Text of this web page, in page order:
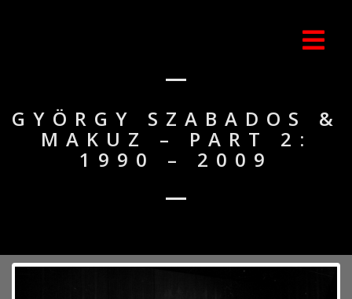
GYÖRGY SZABADOS &
MAKUZ – PART 2:
1990 – 2009